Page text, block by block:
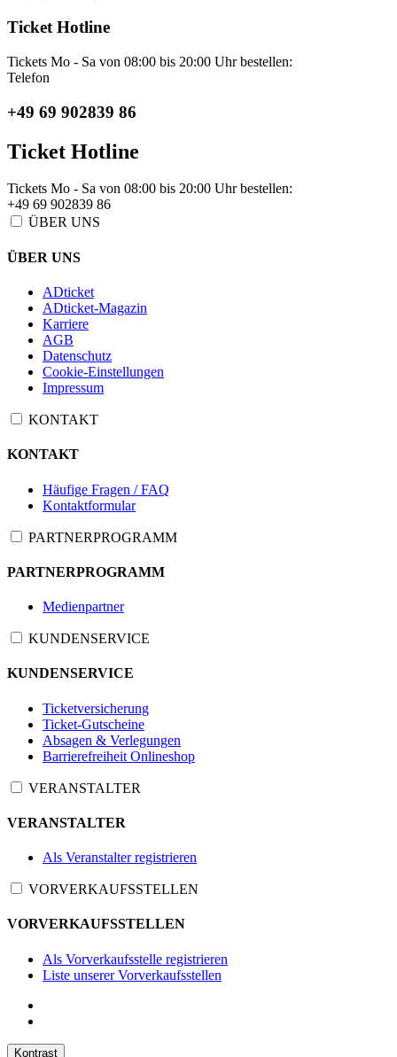
Ticket Hotline
Tickets Mo - Sa von 08:00 bis 20:00 Uhr bestellen:
Telefon
+49 69 902839 86
Ticket Hotline
Tickets Mo - Sa von 08:00 bis 20:00 Uhr bestellen:
+49 69 902839 86
ÜBER UNS
ÜBER UNS
ADticket
ADticket-Magazin
Karriere
AGB
Datenschutz
Cookie-Einstellungen
Impressum
KONTAKT
KONTAKT
Häufige Fragen / FAQ
Kontaktformular
PARTNERPROGRAMM
PARTNERPROGRAMM
Medienpartner
KUNDENSERVICE
KUNDENSERVICE
Ticketversicherung
Ticket-Gutscheine
Absagen & Verlegungen
Barrierefreiheit Onlineshop
VERANSTALTER
VERANSTALTER
Als Veranstalter registrieren
VORVERKAUFSSTELLEN
VORVERKAUFSSTELLEN
Als Vorverkaufsstelle registrieren
Liste unserer Vorverkaufsstellen
Kontrast